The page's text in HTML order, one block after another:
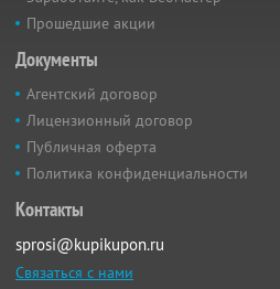
Прошедшие акции
Документы
Агентский договор
Лицензионный договор
Публичная оферта
Политика конфиденциальности
Контакты
sprosi@kupikupon.ru
Связаться с нами